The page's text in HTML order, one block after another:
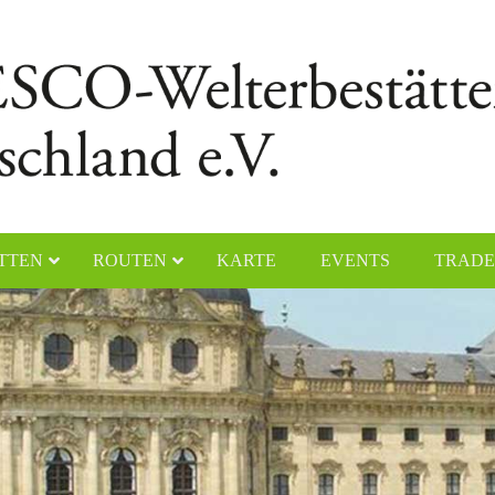
Dom
Dom
„Die Wies“
Lorsch
Naumburger Dom
Klosteranlage Maulbronn
Kölner Dom
Klosterinsel Reichenau
ROUTEN KARTE EVENTS